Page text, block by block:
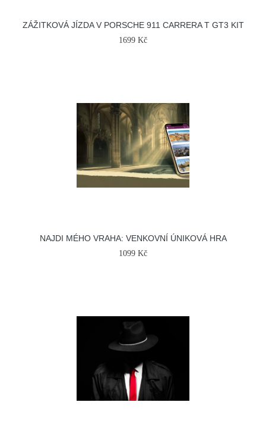
ZÁŽITKOVÁ JÍZDA V PORSCHE 911 CARRERA T GT3 KIT
1699 Kč
NAJDI MÉHO VRAHA: VENKOVNÍ ÚNIKOVÁ HRA
1099 Kč